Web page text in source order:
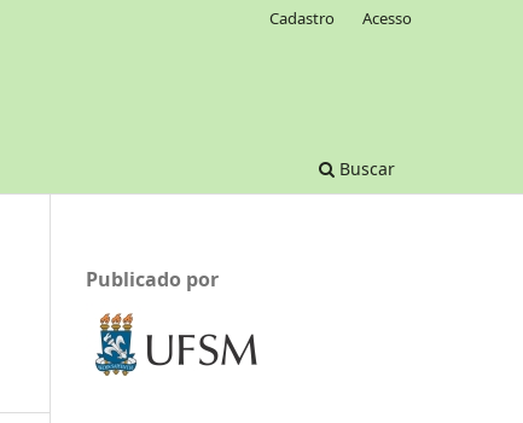
Buscar
Cadastro Acesso
Publicado por